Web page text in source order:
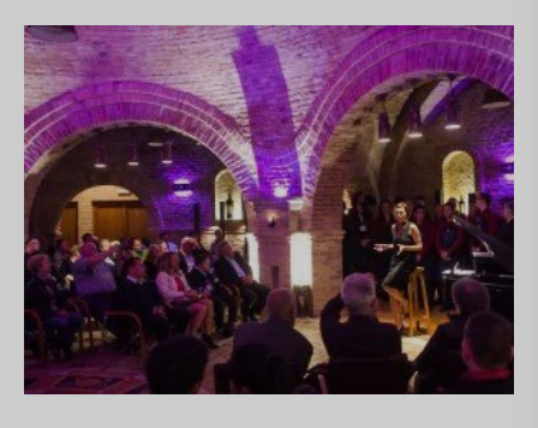
Esküvőhelyszín
Villány
Térkép
Gyakori kérdések